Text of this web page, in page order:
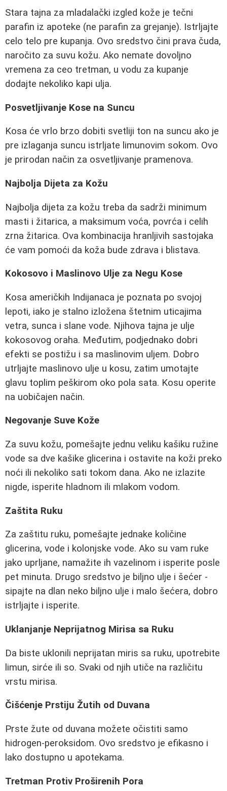
Stara tajna za mladalački izgled kože je tečni
parafin iz apoteke (ne parafin za grejanje). Istrljajte
celo telo pre kupanja. Ovo sredstvo čini prava čuda,
naročito za suvu kožu. Ako nemate dovoljno
vremena za ceo tretman, u vodu za kupanje
dodajte nekoliko kapi ulja.
Posvetljivanje Kose na Suncu
Kosa će vrlo brzo dobiti svetliji ton na suncu ako je
pre izlaganja suncu istrljate limunovim sokom. Ovo
je prirodan način za osvetljivanje pramenova.
Najbolja Dijeta za Kožu
Najbolja dijeta za kožu treba da sadrži minimum
masti i žitarica, a maksimum voća, povrća i celih
zrna žitarica. Ova kombinacija hranljivih sastojaka
će vam pomoći da koža bude zdrava i blistava.
Kokosovo i Maslinovo Ulje za Negu Kose
Kosa američkih Indijanaca je poznata po svojoj
lepoti, iako je stalno izložena štetnim uticajima
vetra, sunca i slane vode. Njihova tajna je ulje
kokosovog oraha. Međutim, podjednako dobri
efekti se postižu i sa maslinovim uljem. Dobro
utrljajte maslinovo ulje u kosu, zatim umotajte
glavu toplim peškirom oko pola sata. Kosu operite
na uobičajen način.
Negovanje Suve Kože
Za suvu kožu, pomešajte jednu veliku kašiku ružine
vode sa dve kašike glicerina i ostavite na koži preko
noći ili nekoliko sati tokom dana. Ako ne izlazite
nigde, isperite hladnom ili mlakom vodom.
Zaštita Ruku
Za zaštitu ruku, pomešajte jednake količine
glicerina, vode i kolonjske vode. Ako su vam ruke
jako uprljane, namažite ih vazelinom i isperite posle
pet minuta. Drugo sredstvo je biljno ulje i šećer -
sipajte na dlan neko biljno ulje i malo šećera, dobro
istrljajte i isperite.
Uklanjanje Neprijatnog Mirisa sa Ruku
Da biste uklonili neprijatan miris sa ruku, upotrebite
limun, sirće ili so. Svaki od njih utiče na različitu
vrstu mirisa.
Čišćenje Prstiju Žutih od Duvana
Prste žute od duvana možete očistiti samo
hidrogen-peroksidom. Ovo sredstvo je efikasno i
lako dostupno u apotekama.
Tretman Protiv Proširenih Pora